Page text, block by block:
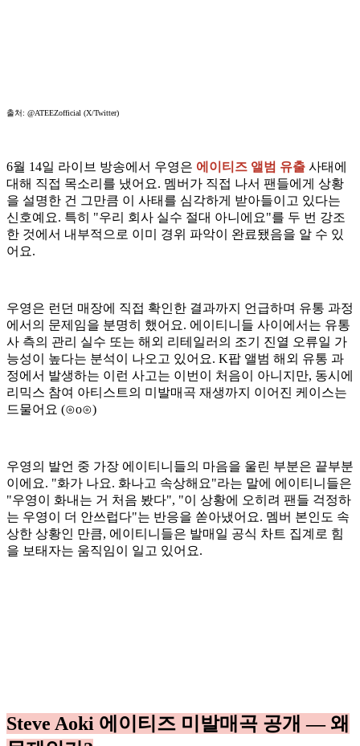
출처: @ATEEZofficial (X/Twitter)
6월 14일 라이브 방송에서 우영은 에이티즈 앨범 유출 사태에
대해 직접 목소리를 냈어요. 멤버가 직접 나서 팬들에게 상황
을 설명한 건 그만큼 이 사태를 심각하게 받아들이고 있다는
신호예요. 특히 "우리 회사 실수 절대 아니에요"를 두 번 강조
한 것에서 내부적으로 이미 경위 파악이 완료됐음을 알 수 있
어요.
우영은 런던 매장에 직접 확인한 결과까지 언급하며 유통 과정
에서의 문제임을 분명히 했어요. 에이티니들 사이에서는 유통
사 측의 관리 실수 또는 해외 리테일러의 조기 진열 오류일 가
능성이 높다는 분석이 나오고 있어요. K팝 앨범 해외 유통 과
정에서 발생하는 이런 사고는 이번이 처음이 아니지만, 동시에
리믹스 참여 아티스트의 미발매곡 재생까지 이어진 케이스는
드물어요 (⊙o⊙)
우영의 발언 중 가장 에이티니들의 마음을 울린 부분은 끝부분
이에요. "화가 나요. 화나고 속상해요"라는 말에 에이티니들은
"우영이 화내는 거 처음 봤다", "이 상황에 오히려 팬들 걱정하
는 우영이 더 안쓰럽다"는 반응을 쏟아냈어요. 멤버 본인도 속
상한 상황인 만큼, 에이티니들은 발매일 공식 차트 집계로 힘
을 보태자는 움직임이 일고 있어요.
Steve Aoki 에이티즈 미발매곡 공개 — 왜